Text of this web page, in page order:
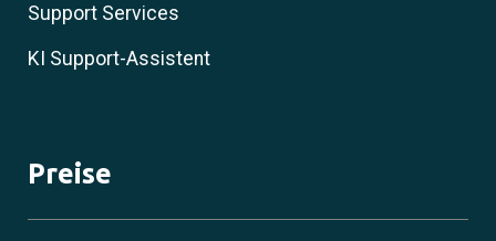
Support Services
KI Support-Assistent
Preise